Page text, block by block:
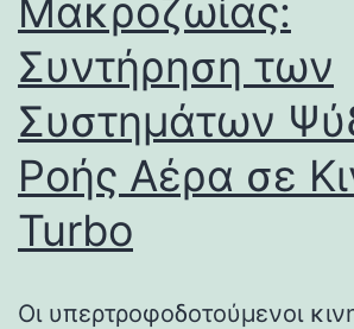
Μακροζωίας:
Συντήρηση των
Συστημάτων
Ροής Αέρα σε
Turbo
Οι υπερτροφοδοτούμενοι